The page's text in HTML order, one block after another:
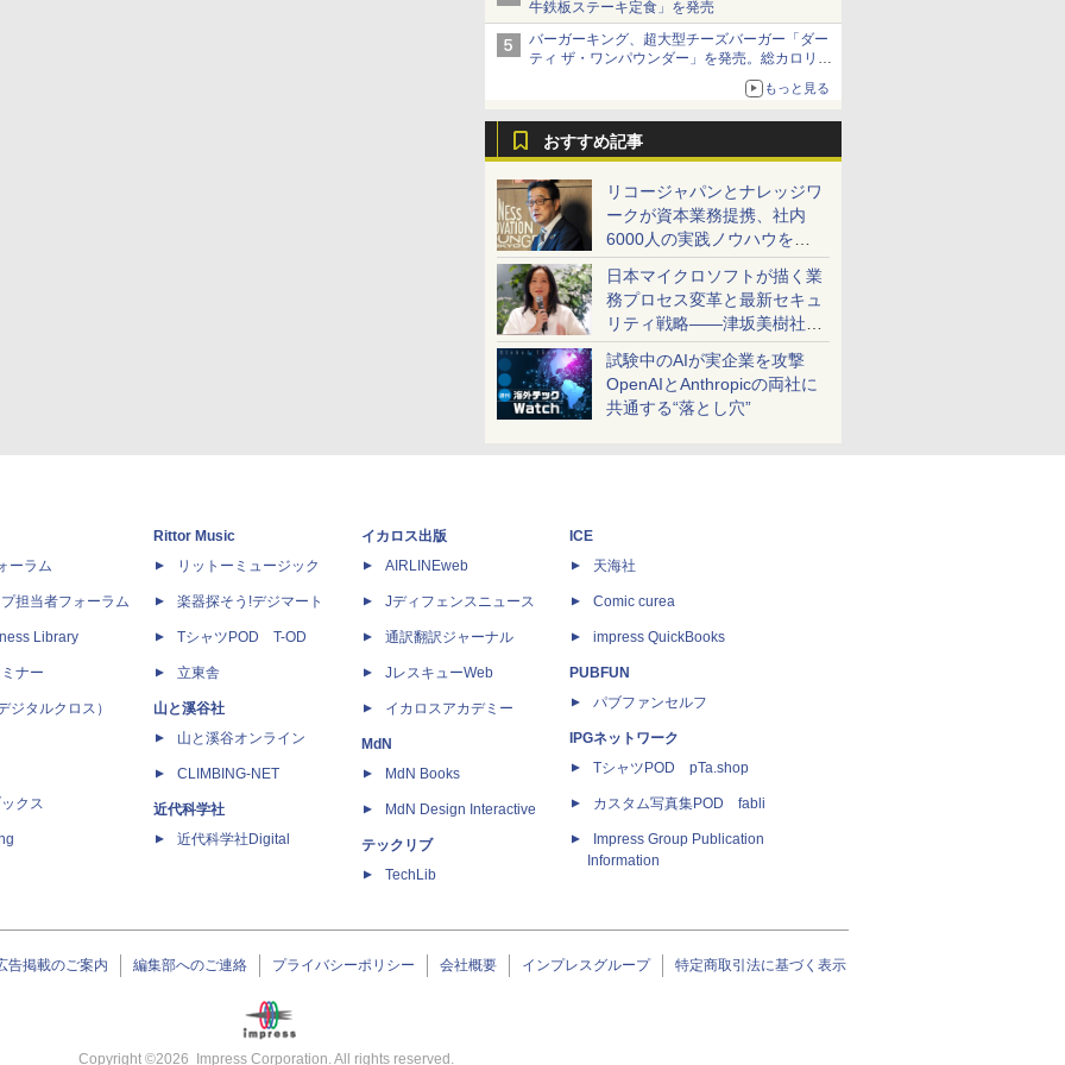
牛鉄板ステーキ定食」を発売
バーガーキング、超大型チーズバーガー「ダー
ティ ザ・ワンパウンダー」を発売。総カロリー
もっと見る
おすすめ記事
リコージャパンとナレッジワ
ークが資本業務提携、社内
6000人の実践ノウハウを生
かした「AI商談記録 for
RICOH」を展開へ
日本マイクロソフトが描く業
務プロセス変革と最新セキュ
リティ戦略――津坂美樹社長
が2027年度戦略を説明
試験中のAIが実企業を攻撃
OpenAIとAnthropicの両社に
共通する“落とし穴”
ーラム
担当者フォーラム
Library
ナー
ジタルクロス）
クス
Rittor Music
リットーミュージック
楽器探そう!デジマート
TシャツPOD T-OD
立東舎
山と溪谷社
山と溪谷オンライン
CLIMBING-NET
近代科学社
近代科学社Digital
イカロス出版
AIRLINEweb
Jディフェンスニュース
通訳翻訳ジャーナル
JレスキューWeb
イカロスアカデミー
MdN
MdN Books
MdN Design Interactive
テックリブ
TechLib
ICE
天海社
Comic curea
impress QuickBooks
PUBFUN
パブファンセルフ
IPGネットワーク
TシャツPOD pTa.shop
カスタム写真集POD fabli
Impress Group Publication
Information
告掲載のご案内 編集部へのご連絡 プライバシーポリシー 会社概要 インプレスグループ 特定商取引法に基づく表示
Copyright ©2026 Impress Corporation. All rights reserved.